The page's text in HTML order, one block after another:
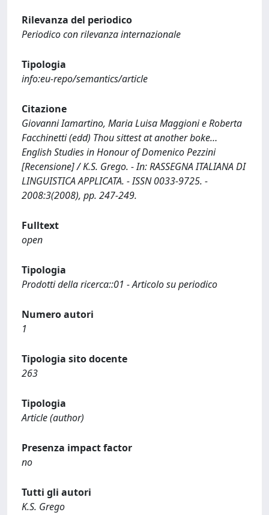
Rilevanza del periodico
Periodico con rilevanza internazionale
Tipologia
info:eu-repo/semantics/article
Citazione
Giovanni Iamartino, Maria Luisa Maggioni e Roberta
Facchinetti (edd) Thou sittest at another boke…
English Studies in Honour of Domenico Pezzini
[Recensione] / K.S. Grego. - In: RASSEGNA ITALIANA DI
LINGUISTICA APPLICATA. - ISSN 0033-9725. -
2008:3(2008), pp. 247-249.
Fulltext
open
Tipologia
Prodotti della ricerca::01 - Articolo su periodico
Numero autori
1
Tipologia sito docente
263
Tipologia
Article (author)
Presenza impact factor
no
Tutti gli autori
K.S. Grego